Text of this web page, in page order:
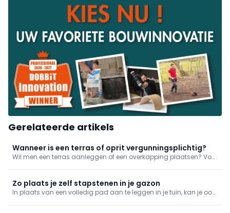
Gerelateerde artikels
Wanneer is een terras of oprit vergunningsplichtig?
Wil men een terras aanleggen of een overkapping plaatsen? Voor
vrijstellingen bestaan er? En waar moet u op letten bij
waterbeheer?
Zo plaats je zelf stapstenen in je gazon
In plaats van een volledig pad aan te leggen in je tuin, kan je ook